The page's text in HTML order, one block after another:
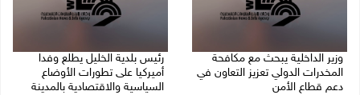
وزير الداخلية يبحث مع مكافحة
المخدرات الدولي تعزيز التعاون في
دعم قطاع الأمن
رئيس بلدية الخليل يطلع وفدا
أميركيا على تطورات الأوضاع
السياسية والاقتصادية بالمدينة